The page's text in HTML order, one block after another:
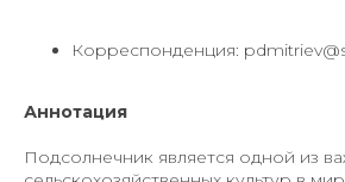
Корреспонденция:
Аннотация
Подсолнечник является одной из